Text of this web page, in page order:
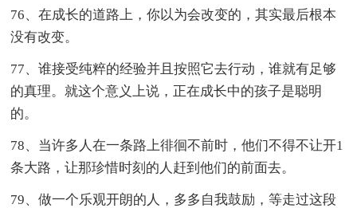
76、在成长的道路上，你以为会改变的，其实最后根本
没有改变。
77、谁接受纯粹的经验并且按照它去行动，谁就有足够
的真理。就这个意义上说，正在成长中的孩子是聪明
的。
78、当许多人在一条路上徘徊不前时，他们不得不让开1
条大路，让那珍惜时刻的人赶到他们的前面去。
79、做一个乐观开朗的人，多多自我鼓励，等走过这段